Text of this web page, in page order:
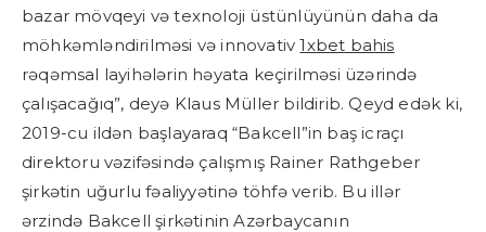
bazar mövqeyi və texnoloji üstünlüyünün daha da
möhkəmləndirilməsi və innovativ1xbet bahis
rəqəmsal layihələrin həyata keçirilməsi üzərində
çalışacağıq”, deyə Klaus Müller bildirib. Qeyd edək ki,
2019-cu ildən başlayaraq “Bakcell”in baş icraçı
direktoru vəzifəsində çalışmış Rainer Rathgeber
şirkətin uğurlu fəaliyyətinə töhfə verib. Bu illər
ərzində Bakcell şirkətinin Azərbaycanın